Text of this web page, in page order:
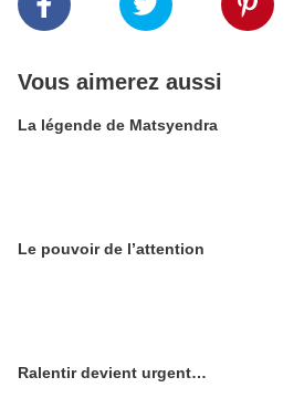
Vous aimerez aussi
La légende de Matsyendra
Le pouvoir de l’attention
Ralentir devient urgent…